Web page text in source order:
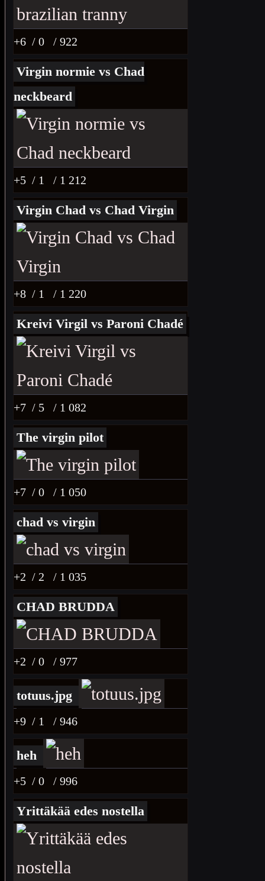
+6 / 0 / 922
Virgin normie vs Chad
neckbeard
+5 / 1 / 1 212
Virgin Chad vs Chad Virgin
+8 / 1 / 1 220
Kreivi Virgil vs Paroni Chadé
+7 / 5 / 1 082
The virgin pilot
+7 / 0 / 1 050
chad vs virgin
+2 / 2 / 1 035
CHAD BRUDDA
+2 / 0 / 977
totuus.jpg
+9 / 1 / 946
heh
+5 / 0 / 996
Yrittäkää edes nostella